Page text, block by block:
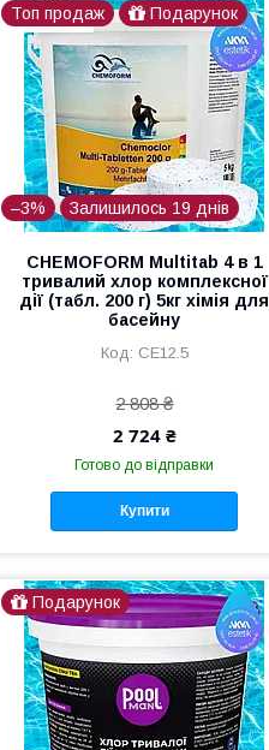
Топ продаж Подарунок
–3% Залишилось 19 днів
CHEMOFORM Multitab 4 в 1
тривалий хлор комплексної
дії (табл. 200 г) 5кг хімія для
басейну
CE12.5
2 808 ₴
2 724 ₴
Готово до відправки
Купити
Подарунок